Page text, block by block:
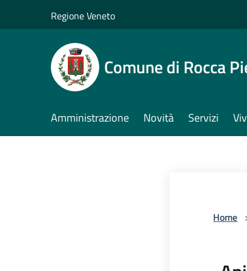
Regione Veneto
Comune di Rocca
Amministrazione Novità Servizi
Home